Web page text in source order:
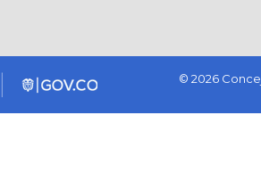
© 2026